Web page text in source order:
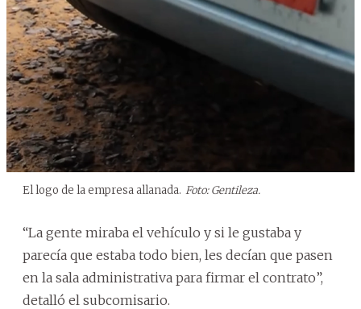
El logo de la empresa allanada. Foto: Gentileza.
“La gente miraba el vehículo y si le gustaba y
parecía que estaba todo bien, les decían que pasen
en la sala administrativa para firmar el contrato”,
detalló el subcomisario.